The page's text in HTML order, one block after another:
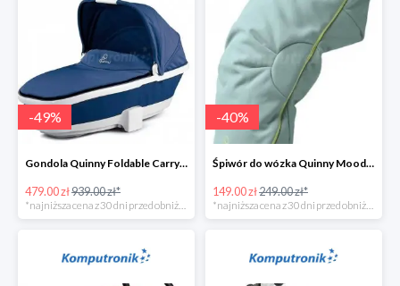
-49%
Gondola Quinny Foldable Carrycot Blue Base w super cenie
479.00 zł939.00 zł*
-40%
Śpiwór do wózka Quinny Moodd Grey Crackle w super cenie
149.00 zł249.00 zł*